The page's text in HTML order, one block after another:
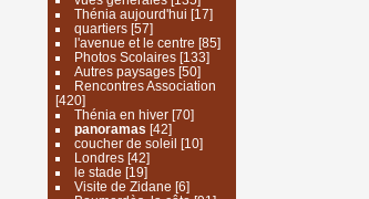
Thénia aujourd'hui [17]
quartiers[57]
l'avenue et le centre [85]
Photos Scolaires[133]
Autres paysages[50]
Rencontres Association
[420]
Thénia en hiver[70]
panoramas [42]
coucher de soleil [10]
Londres[42]
le stade [19]
Visite de Zidane [6]